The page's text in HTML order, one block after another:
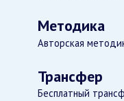
Методика
Авторская
Трансфер
Бесплатный